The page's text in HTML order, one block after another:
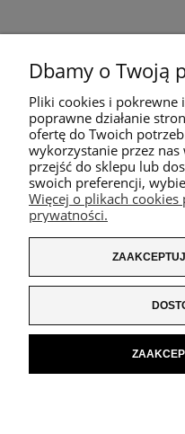
Dbamy o Twoją
Pliki cookies i
poprawne działanie
ofertę do Twoich
wykorzystanie przez
przejść do sklepu lub
swoich preferencji,
Więcej o plikach cookies
prywatności.